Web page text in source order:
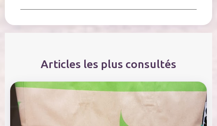
e
i
r
e
Articles les plus consultés